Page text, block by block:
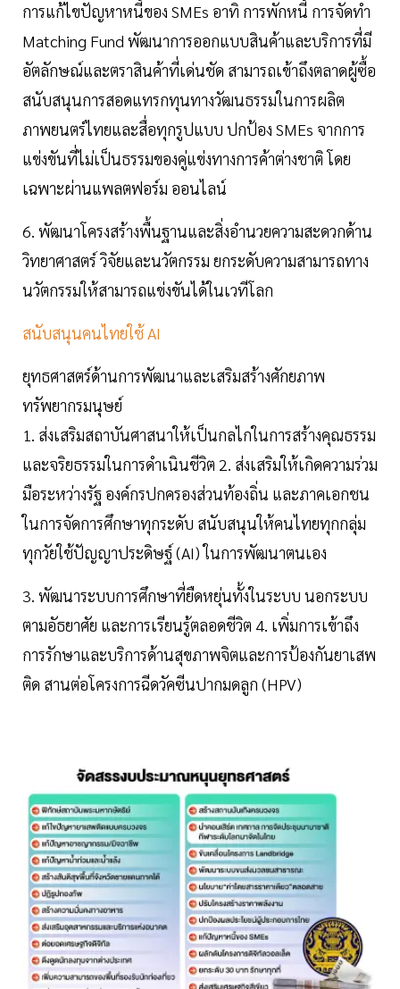
การแก้ไขปัญหาหนี้ของ SMEs อาทิ การพักหนี้ การจัดทำ
Matching Fund พัฒนาการออกแบบสินค้าและบริการที่มี
อัตลักษณ์และตราสินค้าที่เด่นชัด สามารถเข้าถึงตลาดผู้ซื้อ
สนับสนุนการสอดแทรกทุนทางวัฒนธรรมในการผลิต
ภาพยนตร์ไทยและสื่อทุกรูปแบบ ปกป้อง SMEs จากการ
แข่งขันที่ไม่เป็นธรรมของคู่แข่งทางการค้าต่างชาติ โดย
เฉพาะผ่านแพลตฟอร์ม ออนไลน์
6. พัฒนาโครงสร้างพื้นฐานและสิ่งอำนวยความสะดวกด้าน
วิทยาศาสตร์ วิจัยและนวัตกรรม ยกระดับความสามารถทาง
นวัตกรรมให้สามารถแข่งขันได้ในเวทีโลก
สนับสนุนคนไทยใช้ AI
ยุทธศาสตร์ด้านการพัฒนาและเสริมสร้างศักยภาพ
ทรัพยากรมนุษย์
1. ส่งเสริมสถาบันศาสนาให้เป็นกลไกในการสร้างคุณธรรม
และจริยธรรมในการดำเนินชีวิต 2. ส่งเสริมให้เกิดความร่วม
มือระหว่างรัฐ องค์กรปกครองส่วนท้องถิ่น และภาคเอกชน
ในการจัดการศึกษาทุกระดับ สนับสนุนให้คนไทยทุกกลุ่ม
ทุกวัยใช้ปัญญาประดิษฐ์ (AI) ในการพัฒนาตนเอง
3. พัฒนาระบบการศึกษาที่ยืดหยุ่นทั้งในระบบ นอกระบบ
ตามอัธยาศัย และการเรียนรู้ตลอดชีวิต 4. เพิ่มการเข้าถึง
การรักษาและบริการด้านสุขภาพจิตและการป้องกันยาเสพ
ติด สานต่อโครงการฉีดวัคซีนปากมดลูก (HPV)